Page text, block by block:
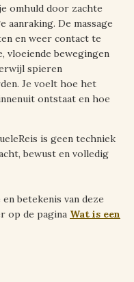
omhuld door zachte
aanraking. De massage
en weer contact te
vloeiende bewegingen
spieren
Je voelt hoe het
ontstaat en hoe
is geen techniek
bewust en volledig
betekenis van deze
op de pagina Wat is een